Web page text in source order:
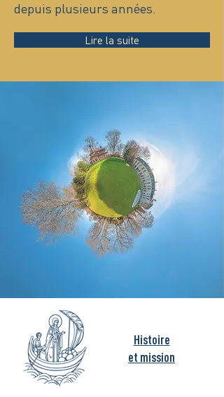
depuis plusieurs années.
Lire la suite
Histoire
et mission